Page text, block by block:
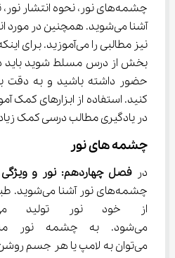
آشنا می‌شوید. همچنین در
نیز مطالبی را
بخش از درس مسلط شوید باید
حضور داشته باشید و به دقت
در یادگیری مطالب درسی کمک
چشمه های نور
در فصل چهاردهم: نور و
چشمه‌های
می‌توان به لامپ یا هر جسم